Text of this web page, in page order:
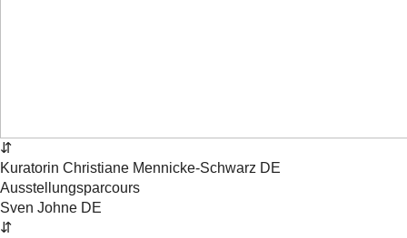
⇵
Kuratorin Christiane Mennicke-Schwarz DE
Ausstellungsparcours
Sven Johne DE
⇵